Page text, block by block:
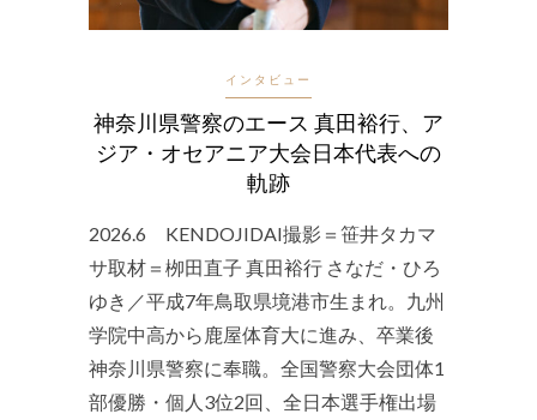
インタビュー
神奈川県警察のエース 真田裕行、ア
ジア・オセアニア大会日本代表への
軌跡
2026.6 KENDOJIDAI撮影＝笹井タカマ
サ取材＝栁田直子 真田裕行 さなだ・ひろ
ゆき／平成7年鳥取県境港市生まれ。九州
学院中高から鹿屋体育大に進み、卒業後
神奈川県警察に奉職。全国警察大会団体1
部優勝・個人3位2回、全日本選手権出場